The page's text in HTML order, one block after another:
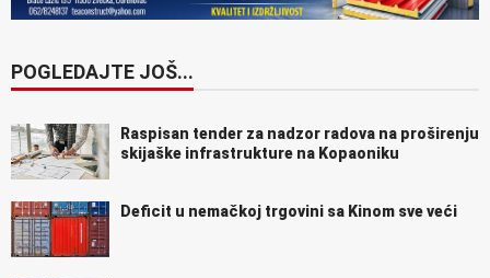
POGLEDAJTE JOŠ...
Raspisan tender za nadzor radova na proširenju
skijaške infrastrukture na Kopaoniku
Deficit u nemačkoj trgovini sa Kinom sve veći